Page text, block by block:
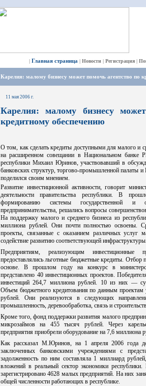
| Главная страница | Новости | Регистрация |
Карелия: малому бизнесу может помочь агентство по
11 мая 2006 г.
Карелия: малому бизнесу
кредитному обеспечению
О том, как сделать кредиты доступными для малого и
на расширенном совещании в Национальном банке
республики Михаил Юринов, участвовавший в
банковских структур, торгово-промышленной палаты и
поделился своим мнением.
Развитие инвестиционной активности, говорит
деятельности правительства республики. В
формированию системы государственной и
предпринимательства, решались вопросы
На поддержку малого и среднего бизнеса из
миллиона рублей. Они почти полностью освоены.
проекты, связанные с оказанием различных услуг
содействие развитию соответствующей инфраструктуры.
Предприятиям, реализующим инвестиционные
предоставлялись льготные бюджетные кредиты. Отбор
основе. В прошлом году на конкурс в
представлено 40 инвестиционных проектов.
инвестиций 264,7 миллиона рублей. 10 из них —
Объем бюджетного кредитования по данным
рублей. Они реализуются в следующих
промышленность, деревообработка, связь и
Кроме того, фонд поддержки развития малого
микрозаймов на 455 тысяч рублей. Через
предприятия приобрели оборудование на 7,6 миллиона
Как рассказал М.Юринов, на 1 апреля 2006 года
заключенных банковскими учреждениями с
задолженность по ним составляла 1 миллиард
вложений в реальный сектор экономики
зарегистрировано 4628 малых предприятий. На них
общей численности работающих в республике.